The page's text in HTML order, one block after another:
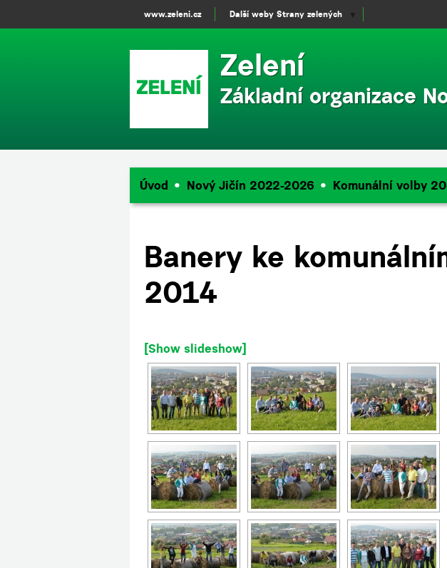
Zelení
Základní organizace
Úvod Nový Jičín 2022-2026 Komunální volby
Banery ke
2014
[Show slideshow]
www.zeleni.cz Další weby Strany zelených ▼